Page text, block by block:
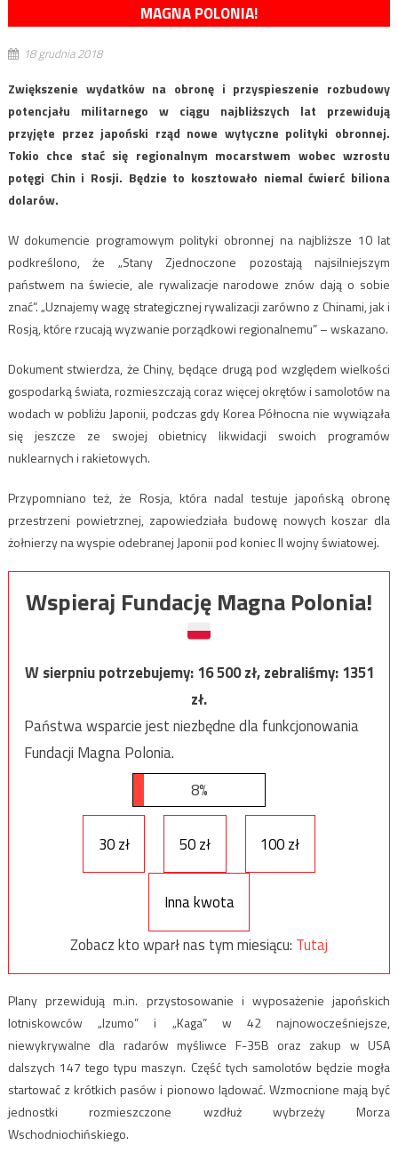
MAGNA POLONIA!
18 grudnia 2018
Zwiększenie wydatków na obronę i przyspieszenie rozbudowy
potencjału militarnego w ciągu najbliższych lat przewidują
przyjęte przez japoński rząd nowe wytyczne polityki obronnej.
Tokio chce stać się regionalnym mocarstwem wobec wzrostu
potęgi Chin i Rosji. Będzie to kosztowało niemal ćwierć biliona
dolarów.
W dokumencie programowym polityki obronnej na najbliższe 10 lat
podkreślono, że „Stany Zjednoczone pozostają najsilniejszym
państwem na świecie, ale rywalizacje narodowe znów dają o sobie
znać”. „Uznajemy wagę strategicznej rywalizacji zarówno z Chinami, jak i
Rosją, które rzucają wyzwanie porządkowi regionalnemu” – wskazano.
Dokument stwierdza, że Chiny, będące drugą pod względem wielkości
gospodarką świata, rozmieszczają coraz więcej okrętów i samolotów na
wodach w pobliżu Japonii, podczas gdy Korea Północna nie wywiązała
się jeszcze ze swojej obietnicy likwidacji swoich programów
nuklearnych i rakietowych.
Przypomniano też, że Rosja, która nadal testuje japońską obronę
przestrzeni powietrznej, zapowiedziała budowę nowych koszar dla
żołnierzy na wyspie odebranej Japonii pod koniec II wojny światowej.
Wspieraj Fundację Magna Polonia!
W sierpniu potrzebujemy:16 500zł, zebraliśmy:1351
zł.
Państwa wsparcie jest niezbędne dla funkcjonowania
Fundacji Magna Polonia.
8%
30 zł 50 zł 100 zł
Inna kwota
Zobacz kto wparł nas tym miesiącu: Tutaj
Plany przewidują m.in. przystosowanie i wyposażenie japońskich
lotniskowców „Izumo” i „Kaga” w 42 najnowocześniejsze,
niewykrywalne dla radarów myśliwce F-35B oraz zakup w USA
dalszych 147 tego typu maszyn. Część tych samolotów będzie mogła
startować z krótkich pasów i pionowo lądować. Wzmocnione mają być
jednostki rozmieszczone wzdłuż wybrzeży Morza
Wschodniochińskiego.